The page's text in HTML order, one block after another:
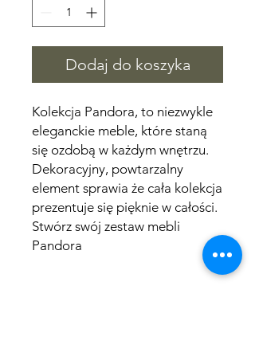
Dodaj do koszyka
Kolekcja Pandora, to niezwykle
eleganckie meble, które staną
się ozdobą w każdym wnętrzu.
Dekoracyjny, powtarzalny
element sprawia że cała kolekcja
prezentuje się pięknie w całości.
Stwórz swój zestaw mebli
Pandora